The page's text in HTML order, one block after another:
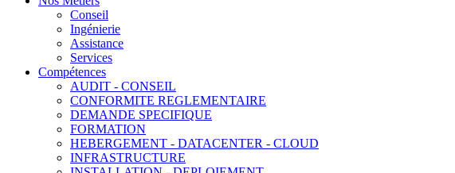
Conseil
Ingénierie
Assistance
Services
Compétences
AUDIT - CONSEIL
CONFORMITE REGLEMENTAIRE
DEMANDE SPECIFIQUE
FORMATION
HEBERGEMENT - DATACENTER - CLOUD
INFRASTRUCTURE